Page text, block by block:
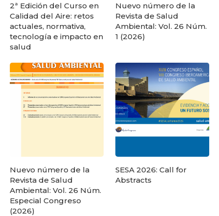
2ª Edición del Curso en
Calidad del Aire: retos
actuales, normativa,
tecnología e impacto en
salud
Nuevo número de la
Revista de Salud
Ambiental: Vol. 26 Núm.
1 (2026)
Nuevo número de la
Revista de Salud
Ambiental: Vol. 26 Núm.
Especial Congreso
(2026)
SESA 2026: Call for
Abstracts